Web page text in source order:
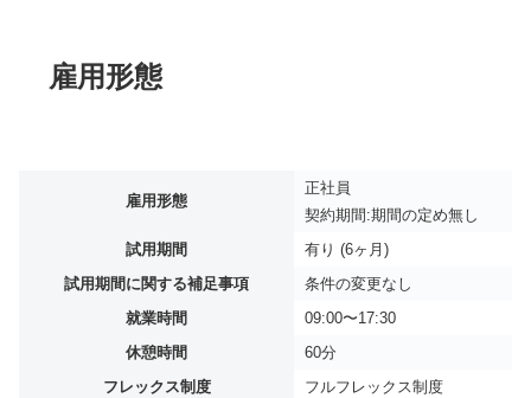
雇用形態
雇用形態
正社員
契約期間:期間の定め無し
試用期間
有り (6ヶ月)
試用期間に関する補足事項
条件の変更なし
就業時間
09:00〜17:30
休憩時間
60分
フレックス制度
フルフレックス制度